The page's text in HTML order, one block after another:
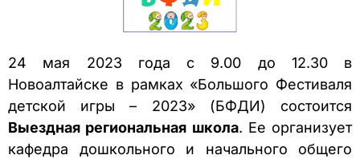
24 мая 2023 года с 9.00 до 12.30 в
Новоалтайске в рамках «Большого Фестиваля
детской игры – 2023» (БФДИ) состоится
Выездная региональная школа. Ее организует
кафедра дошкольного и начального общего